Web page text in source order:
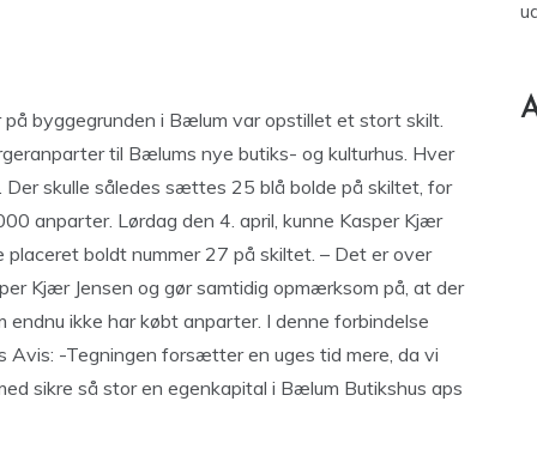
byggegrunden i Bælum var opstillet et stort skilt.
til Bælums nye butiks- og kulturhus. Hver
skulle således sættes 25 blå bolde på skiltet, for
anparter. Lørdag den 4. april, kunne Kasper Kjær
boldt nummer 27 på skiltet. – Det er over
Kjær Jensen og gør samtidig opmærksom på, at der
ikke har købt anparter. I denne forbindelse
Avis: -Tegningen forsætter en uges tid mere, da vi
sikre så stor en egenkapital i Bælum Butikshus aps